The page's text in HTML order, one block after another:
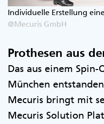
Individuelle Erstellung
@Mecuris GmbH
Prothesen aus
Das aus einem
München
Mecuris bringt mit
Mecuris Solution